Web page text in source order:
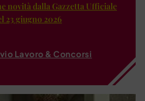
novità dalla Gazzetta Ufficiale
23 giugno 2026
Lavoro & Concorsi